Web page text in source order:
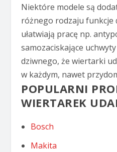
Niektóre modele są
różnego rodzaju funkcje
ułatwiają pracę np.
samozaciskające
dziwnego, że wiertarki
w każdym, nawet
POPULARNI
WIERTAREK
Bosch
Makita